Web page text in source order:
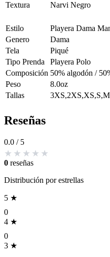
Textura Narvi Negro
Estilo Playera Dama
Genero
Dama
Tela
Piqué
Tipo Prenda
Playera Polo
Composición 50% algodón /
Peso
8.0oz
Tallas
Reseñas
0.0 / 5
0 reseñas
Distribución por estrellas
5 ★
0
4 ★
0
3 ★